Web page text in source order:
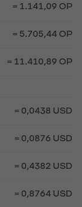
= 1.141,09 OP
= 5.705,44 OP
= 11.410,89 OP
= 0,0438 USD
= 0,0876 USD
= 0,4382 USD
= 0,8764 USD